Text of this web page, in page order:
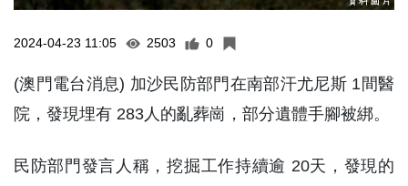
2024-04-23 11:05 2503 0
(澳門電台消息) 加沙民防部門在南部汗尤尼斯 1間醫
院，發現埋有 283人的亂葬崗，部分遺體手腳被綁。
民防部門發言人稱，挖掘工作持續逾 20天，發現的